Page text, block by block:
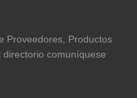
Proveedores, Productos
comuníquese